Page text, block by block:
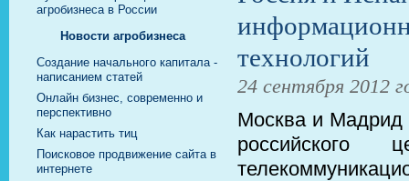
технологий
24 сентября 2012
Москва и Мадрид
российского
агробизнеса в России
Новости агробизнеса
Cоздание начального капитала -
написанием статей
Онлайн бизнес, современно и
перспективно
Как нарастить тиц
Поисковое продвижение сайта в
интернете